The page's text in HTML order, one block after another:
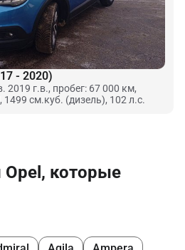
- 2020)
г.в., пробег: 67 000 км,
см.куб. (дизель), 102 л.с.
которые